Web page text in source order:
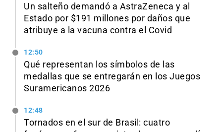
Un salteño demandó a AstraZeneca y al
Estado por $191 millones por daños que
atribuye a la vacuna contra el Covid
12:50
Qué representan los símbolos de las
medallas que se entregarán en los Juegos
Suramericanos 2026
12:48
Tornados en el sur de Brasil: cuatro